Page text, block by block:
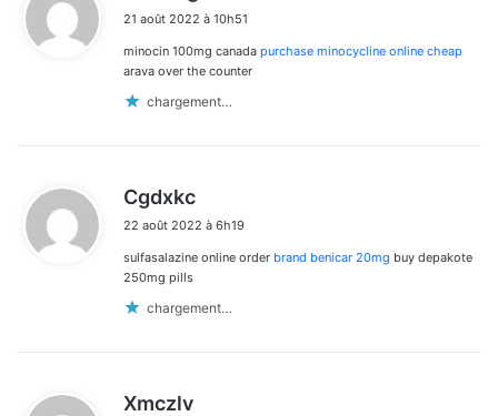
:
21 août 2022 à 10h51
minocin 100mg canada purchase minocycline online cheap
arava over the counter
chargement…
Cgdxkc
t
22 août 2022 à 6h19
sulfasalazine online order brand benicar 20mg buy depakote
250mg pills
chargement…
Xmczlv